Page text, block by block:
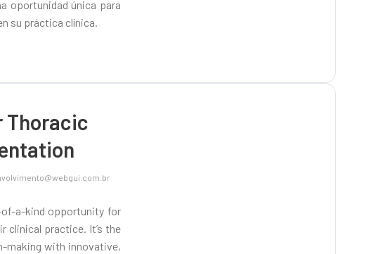
oportunidad única para
su práctica clínica.
Thoracic
of-a-kind opportunity for
clinical practice. It’s the
making with innovative,